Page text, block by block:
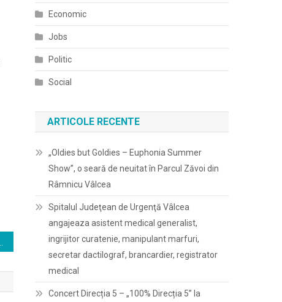
Economic
Jobs
Politic
Social
ARTICOLE RECENTE
„Oldies but Goldies – Euphonia Summer
Show”, o seară de neuitat în Parcul Zăvoi din
Râmnicu Vâlcea
Spitalul Judeţean de Urgenţă Vâlcea
angajeaza asistent medical generalist,
ingrijitor curatenie, manipulant marfuri,
secretar dactilograf, brancardier, registrator
medical
Concert Direcția 5 – „100% Direcția 5” la